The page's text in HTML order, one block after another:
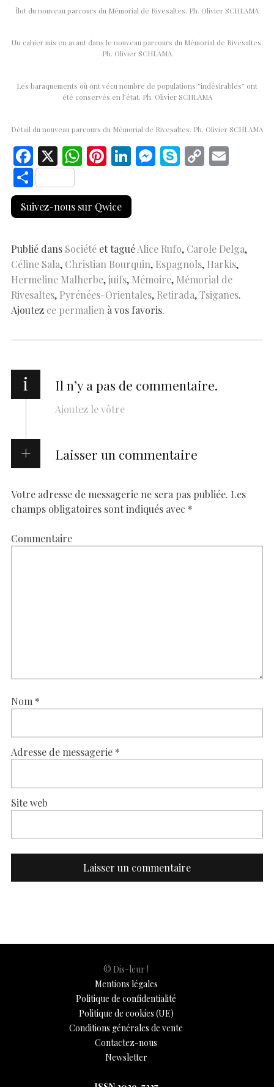
Îlot du nouveau parcours du Mémorial de Rivesaltes. Ph. Olivier SCHLAMA
Un cahier mis en avant dans le nouveau parcours du Mémorial de Rivesaltes.
Ph. Olivier SCHLAMA
Les baraquements où ont vécu nombre de populations “indésirables” ont
été conservés en l’état. Ph. Olivier SCHLAMA
Détail du nouveau parcours du Mémorial de Rivesaltes. Ph. Olivier SCHLAMA
F
ac
e
b
o
k
X W
at
s
p
p
Pi
er
es
Li
k
e
n
M
er
S C
n
k
S
h
ar
Suivez-nous sur Qwice
Publié dans Société et taguéAlice Rufo, Carole Delga,
Céline Sala, Christian Bourquin, Espagnols, Harkis,
Hermeline Malherbe,juifs, Mémoire, Mémorial de
Rivesaltes, Pyrénées-Orientales, Retirada,Tsiganes.
Ajoutez ce permalien à vos favoris.
i Il n’y a pas de commentaire.
Ajoutez le vôtre
Laisser un commentaire
Votre adresse de messagerie ne sera pas publiée. Les
champs obligatoires sont indiqués avec *
Commentaire
Nom *
Adresse de messagerie *
Site web
© Dis-leur !
Mentions légales
Politique de confidentialité
Politique de cookies (UE)
Conditions générales de vente
Contactez-nous
Newsletter